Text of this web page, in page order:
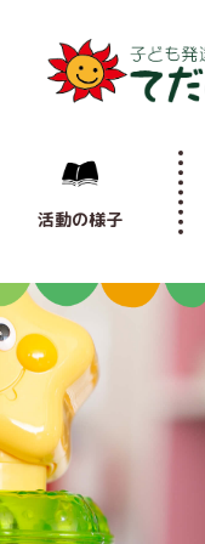
活動の様子